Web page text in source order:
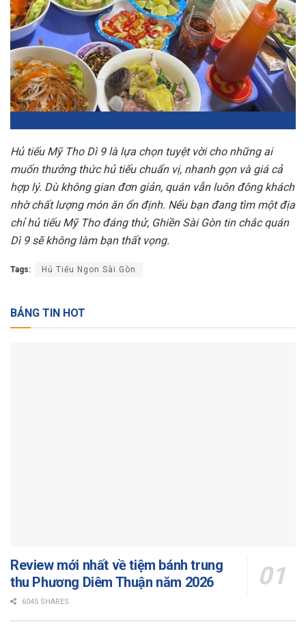
Hủ tiếu Mỹ Tho Dì 9 là lựa chọn tuyệt vời cho những ai
muốn thưởng thức hủ tiếu chuẩn vị, nhanh gọn và giá cả
hợp lý. Dù không gian đơn giản, quán vẫn luôn đông khách
nhờ chất lượng món ăn ổn định. Nếu bạn đang tìm một địa
chỉ hủ tiếu Mỹ Tho đáng thử, Ghiền Sài Gòn tin chắc quán
Dì 9 sẽ không làm bạn thất vọng.
Tags: Hủ Tiếu Ngon Sài Gòn
BẢNG TIN HOT
Review mới nhất về tiệm bánh trung
thu Phương Diêm Thuận năm 2026
6045 SHARES